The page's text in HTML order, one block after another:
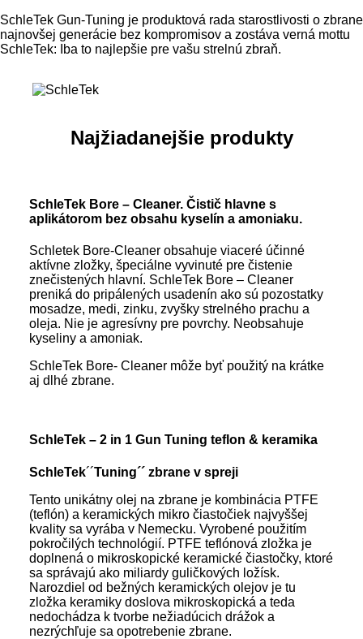
SchleTek Gun-Tuning je produktová rada starostlivosti o zbrane
najnovšej generácie bez kompromisov a zostáva verná mottu
SchleTek: Iba to najlepšie pre vašu strelnú zbraň.
Najžiadanejšie produkty
SchleTek Bore – Cleaner. Čistič hlavne s
aplikátorom bez obsahu kyselín a amoniaku.
Schletek Bore-Cleaner obsahuje viaceré účinné
aktívne zložky, špeciálne vyvinuté pre čistenie
znečistených hlavní. SchleTek Bore – Cleaner
preniká do pripálených usadenín ako sú pozostatky
mosadze, medi, zinku, zvyšky strelného prachu a
oleja. Nie je agresívny pre povrchy. Neobsahuje
kyseliny a amoniak.
SchleTek Bore- Cleaner môže byť použitý na krátke
aj dlhé zbrane.
SchleTek – 2 in 1 Gun Tuning teflon & keramika
SchleTek´´Tuning´´ zbrane v spreji
Tento unikátny olej na zbrane je kombinácia PTFE
(teflón) a keramických mikro čiastočiek najvyššej
kvality sa vyrába v Nemecku. Vyrobené použitím
pokročilých technológií. PTFE teflónová zložka je
doplnená o mikroskopické keramické čiastočky, ktoré
sa správajú ako miliardy guličkových ložísk.
Narozdiel od bežných keramických olejov je tu
zložka keramiky doslova mikroskopická a teda
nedochádza k tvorbe nežiadúcich drážok a
nezrýchľuje sa opotrebenie zbrane.